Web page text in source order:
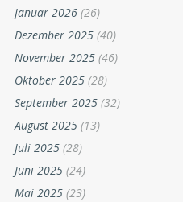
Januar 2026 (26)
Dezember 2025 (40)
November 2025 (46)
Oktober 2025 (28)
September 2025 (32)
August 2025 (13)
Juli 2025 (28)
Juni 2025 (24)
Mai 2025 (23)